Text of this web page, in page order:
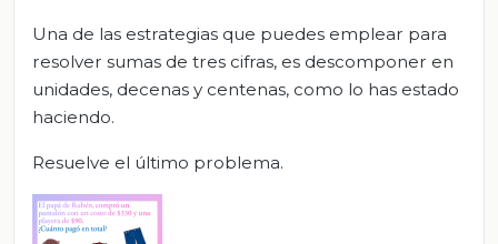
Una de las estrategias que puedes emplear para
resolver sumas de tres cifras, es descomponer en
unidades, decenas y centenas, como lo has estado
haciendo.
Resuelve el último problema.